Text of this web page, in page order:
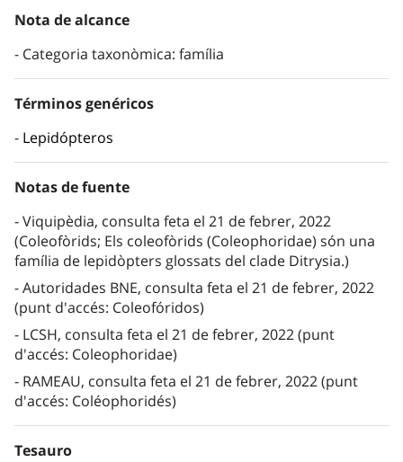
Nota de alcance
Categoria taxonòmica: família
Términos genéricos
Lepidópteros
Notas de fuente
Viquipèdia, consulta feta el 21 de febrer, 2022
(Coleofòrids; Els coleofòrids (Coleophoridae) són una
família de lepidòpters glossats del clade Ditrysia.)
Autoridades BNE, consulta feta el 21 de febrer, 2022
(punt d'accés: Coleofóridos)
LCSH, consulta feta el 21 de febrer, 2022 (punt
d'accés: Coleophoridae)
RAMEAU, consulta feta el 21 de febrer, 2022 (punt
d'accés: Coléophoridés)
Tesauro